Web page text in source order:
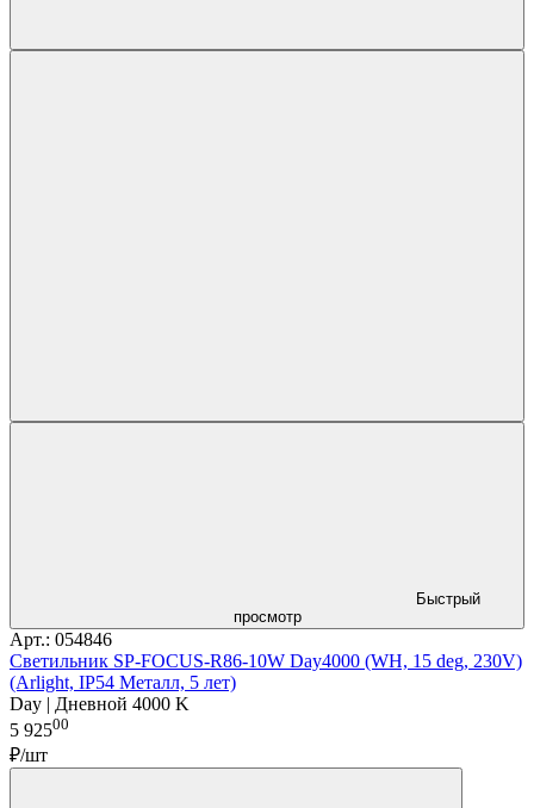
Быстрый
просмотр
Арт.: 054846
Светильник SP-FOCUS-R86-10W Day4000 (WH, 15 deg, 230V)
(Arlight, IP54 Металл, 5 лет)
Day | Дневной 4000 K
5 92500
₽/шт